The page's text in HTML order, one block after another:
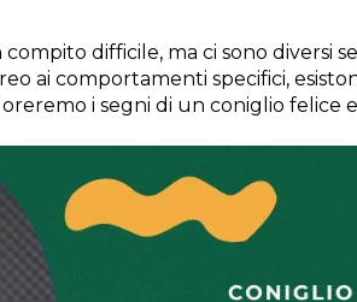
difficile, ma ci sono diversi
ai comportamenti specifici,
i segni di un coniglio felice